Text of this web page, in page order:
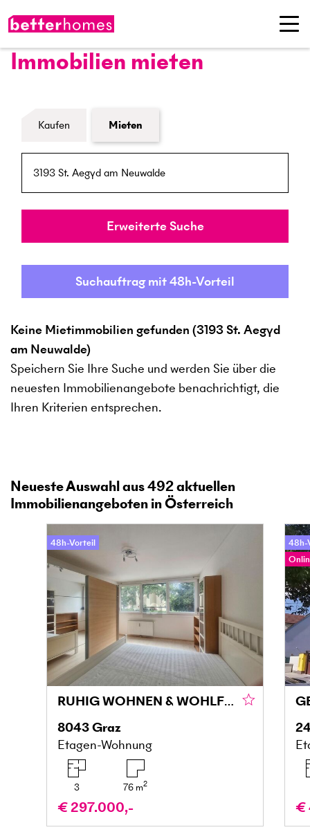
Immobilien mieten
Formular Immobiliensuche
Kaufen Mieten
Umkreis
Erweiterte Suche
Suchauftrag mit 48h-Vorteil
Keine Mietimmobilien gefunden (3193 St. Aegyd
am Neuwalde)
Speichern Sie Ihre Suche und werden Sie über die
neuesten Immobilienangebote benachrichtigt, die
Ihren Kriterien entsprechen.
Neueste Auswahl aus492aktuellen
Immobilienangeboten in Österreich
48h-Vorteil
RUHIG WOHNEN & WOHLFÜHLEN MIT BALKON IN DER MARIATROSTERSTRASSE
8043Graz
Etagen-Wohnung
3 76 m2
€ 297.000,-
48h-
€